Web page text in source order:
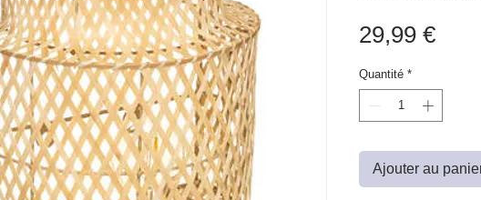
29,99 €Prix
Quantité *
Ajouter au